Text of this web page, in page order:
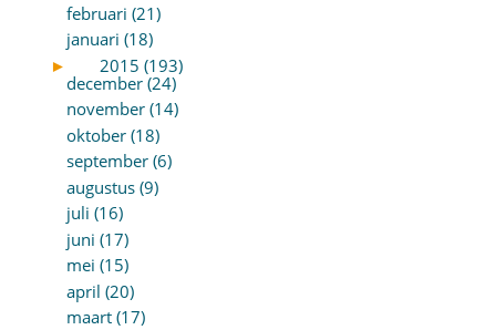
februari (21)
januari (18)
►
2015 (193)
december (24)
november (14)
oktober (18)
september (6)
augustus (9)
juli (16)
juni (17)
mei (15)
april (20)
maart (17)